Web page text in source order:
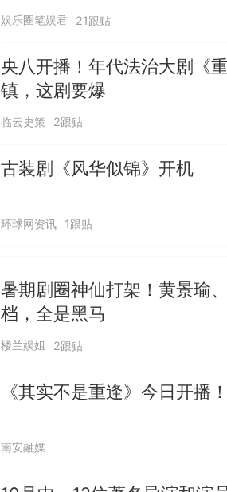
佛山一中学招聘
享界G9车型预售
那个在床头放
娱乐圈笔娱君 21跟贴
央八开播！年代法治大剧《
镇，这剧要爆
临云史策 2跟贴
古装剧《风华似锦》开机
环球网资讯 1跟贴
暑期剧圈神仙打架！黄景瑜
档，全是黑马
楼兰娱姐 2跟贴
《其实不是重逢》今日开播
南安融媒